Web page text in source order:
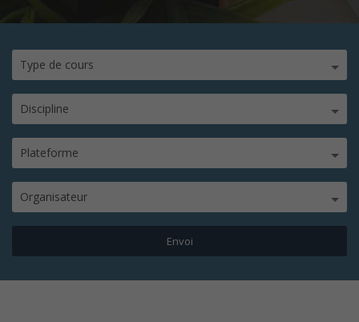
Type de cours
Discipline
Plateforme
Organisateur